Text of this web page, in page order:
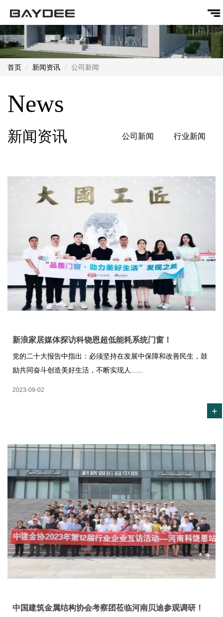
首页 新闻资讯 公司新闻
News
新闻资讯 公司新闻 行业新闻
新浪家居媒体探访科饶恩超低能耗系统门窗！
党的二十大报告中指出：必须坚持在发展中保障和改善民生，鼓
励共同奋斗创造美好生活，不断实现人......
2023-09-02
+
中国建筑金属结构协会考察团莅临河南贝迪参观调研！